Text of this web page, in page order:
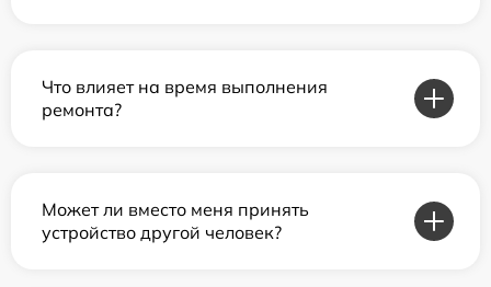
Что влияет на время выполнения
ремонта?
Может ли вместо меня принять
устройство другой человек?